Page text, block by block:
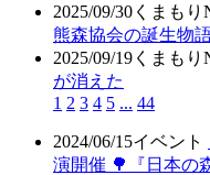
2025/09/30 くまもり
熊森協会の誕生物
2025/09/19 くまもり
が消えた
1 2 3 4 5 ... 44
2024/06/15イベント
演開催 🌳『日本の